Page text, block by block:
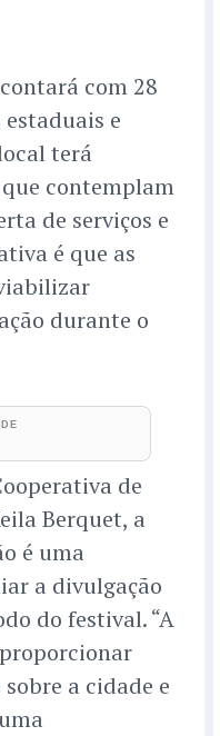
com 28
e
terá
contemplam
de serviços e
é que as
durante o
de
Berquet, a
é uma
a divulgação
do festival. “A
a cidade e